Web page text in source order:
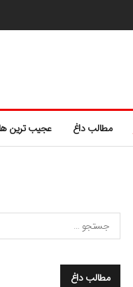
مطالب داغ عجیب ترین ها
مطالب داغ